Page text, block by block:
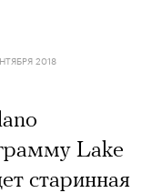
2018
Lake
старинная